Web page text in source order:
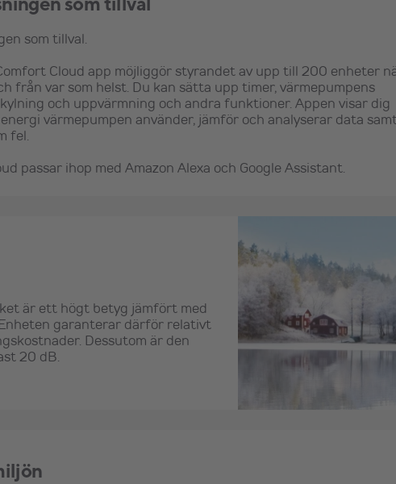
som tillval.
Cloud app möjliggör styrandet av upp till 200 enheter
från var som helst. Du kan sätta upp timer, värmepumpens
och uppvärmning och andra funktioner. Appen visar dig
värmepumpen använder, jämför och analyserar data
fel.
passar ihop med Amazon Alexa och Google Assistant.
är ett högt betyg jämfört med
garanterar därför relativt
Dessutom är den
20 dB.